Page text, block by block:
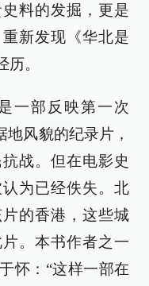
料的发掘，更是
新发现《华北是
。
一部反映第一次
地风貌的纪录片，
战。但在电影史
为已经佚失。北
的香港，这些城
。本书作者之一
怀：“这样一部在